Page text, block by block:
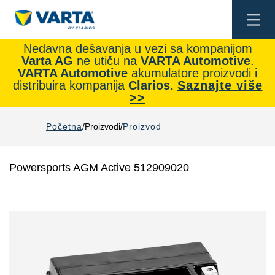
Nedavna dešavanja u vezi sa kompanijom
Varta AG ne utiču na VARTA Automotive.
VARTA Automotive akumulatore proizvodi i
distribuira kompanija Clarios. Saznajte više
>>
Početna Proizvodi Proizvod
Powersports AGM Active 512909020